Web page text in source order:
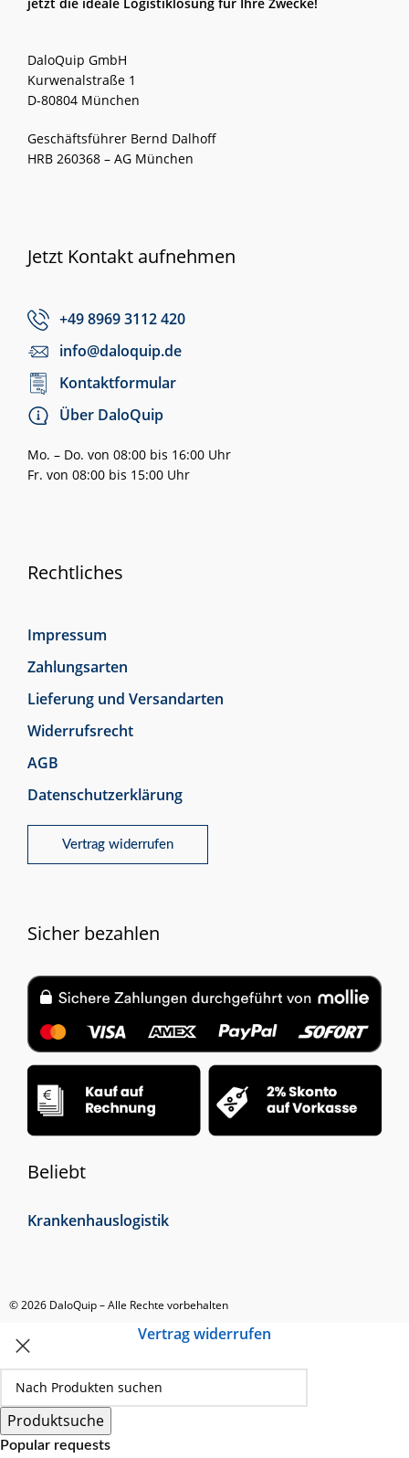
DaloQuip GmbH
Kurwenalstraße 1
D-80804 München
Geschäftsführer Bernd Dalhoff
HRB 260368 – AG München
Jetzt Kontakt aufnehmen
+49 8969 3112 420
info@daloquip.de
Kontaktformular
Über DaloQuip
Mo. – Do. von 08:00 bis 16:00 Uhr
Fr. von 08:00 bis 15:00 Uhr
Rechtliches
Impressum
Zahlungsarten
Lieferung und Versandarten
Widerrufsrecht
AGB
Datenschutzerklärung
Vertrag widerrufen
Sicher bezahlen
Beliebt
Krankenhauslogistik
© 2026 DaloQuip – Alle Rechte vorbehalten
Produktsuche
Popular requests
Vertrag widerrufen